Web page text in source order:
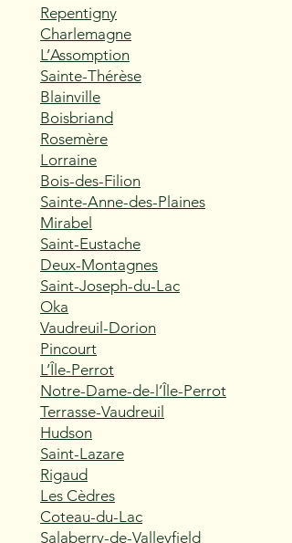
Repentigny
Charlemagne
L’Assomption
Sainte-Thérèse
Blainville
Boisbriand
Rosemère
Lorraine
Bois-des-Filion
Sainte-Anne-des-Plaines
Mirabel
Saint-Eustache
Deux-Montagnes
Saint-Joseph-du-Lac
Oka
Vaudreuil-Dorion
Pincourt
L’Île-Perrot
Notre-Dame-de-l’Île-Perrot
Terrasse-Vaudreuil
Hudson
Saint-Lazare
Rigaud
Les Cèdres
Coteau-du-Lac
Salaberry-de-Valleyfield